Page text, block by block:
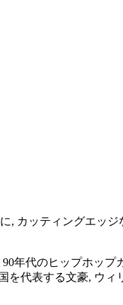
, カッティングエッ
年代のヒップホッ
を代表する文豪, ウ